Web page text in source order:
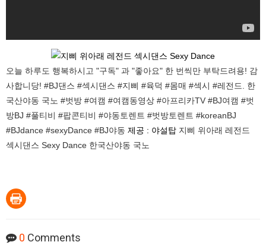
오늘 하루도 행복하시고 "구독" 과 "좋아요" 한 번씩만 부탁드려용! 감
사합니당! #BJ댄스 #섹시댄스 #지삐 #육덕 #몸매 #섹시 #레전드. 한
국산야동 국노 #벗방 #여캠 #여캠동영상 #아프리카TV #BJ여캠 #벗
방BJ #풀티비 #팝콘티비 #야동토렌트 #벗방토렌트 #koreanBJ
#BJdance #sexyDance #BJ야동 제공 : 야설탑 지삐 위아래 레전드
섹시댄스 Sexy Dance 한국산야동 국노
0 Comments